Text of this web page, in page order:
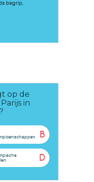
begrip,
op de
in
B
D